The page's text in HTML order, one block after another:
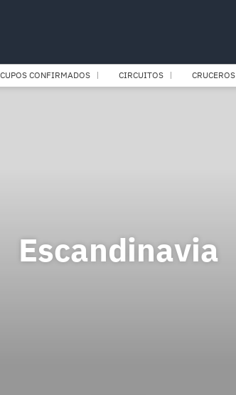
CUPOS CONFIRMADOS CIRCUITOS CRUCEROS
Escandinavia